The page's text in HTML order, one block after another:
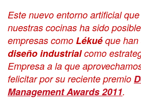
Este nuevo entorno artificial
nuestras cocinas ha sido
empresas como Lékué que
diseño industrialcomo
Empresa a la que
felicitar por su reciente premio
Management Awards 2011.